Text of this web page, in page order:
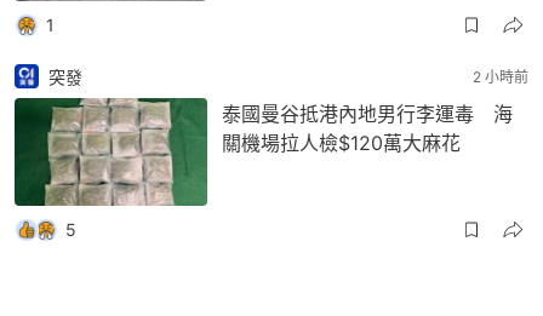
1
突發 2 小時前
泰國曼谷抵港內地男行李運毒 海
關機場拉人檢$120萬大麻花
5